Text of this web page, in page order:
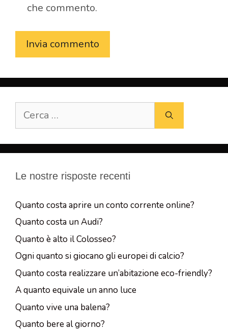
che commento.
per:
Le nostre risposte recenti
Quanto costa aprire un conto corrente online?
Quanto costa un Audi?
Quanto è alto il Colosseo?
Ogni quanto si giocano gli europei di calcio?
Quanto costa realizzare un’abitazione eco-friendly?
A quanto equivale un anno luce
Quanto vive una balena?
Quanto bere al giorno?